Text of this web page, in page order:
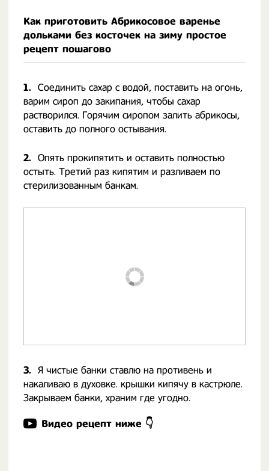
Как приготовить Абрикосовое варенье
дольками без косточек на зиму простое
рецепт пошагово
1. Соединить сахар с водой, поставить на огонь,
варим сироп до закипания, чтобы сахар
растворился. Горячим сиропом залить абрикосы,
оставить до полного остывания.
2. Опять прокипятить и оставить полностью
остыть. Третий раз кипятим и разливаем по
стерилизованным банкам.
3. Я чистые банки ставлю на противень и
накаливаю в духовке. крышки кипячу в кастрюле.
Закрываем банки, храним где угодно.
Видео рецепт ниже 👇